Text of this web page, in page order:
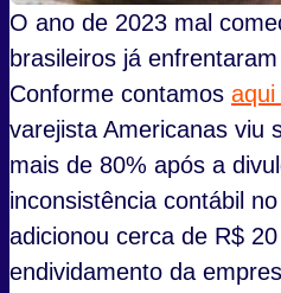
O ano de 2023 mal
brasileiros já
Conforme contamos
varejista Americanas viu
mais de 80% após a
inconsistência contábil
adicionou cerca de R$
endividamento da